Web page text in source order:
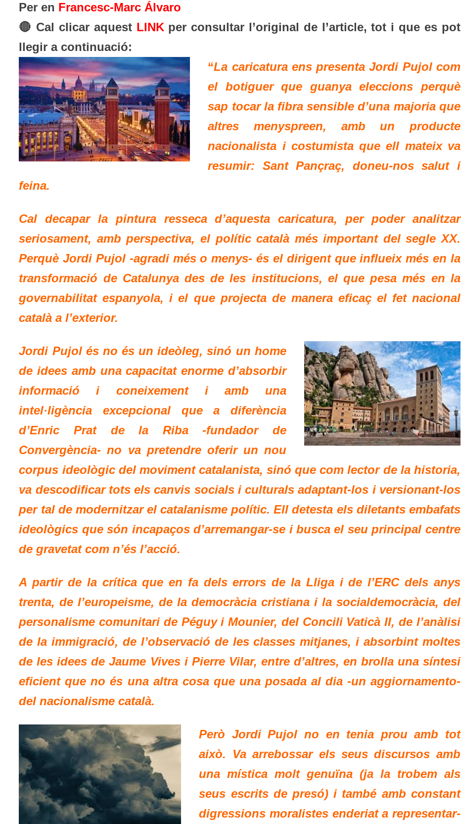
Per en Francesc-Marc Álvaro
🔴 Cal clicar aquest LINKper consultar l’original de l’article, tot i que es pot
llegir a continuació:
“La caricatura ens presenta Jordi Pujol com
el botiguer que guanya eleccions perquè
sap tocar la fibra sensible d’una majoria que
altres menyspreen, amb un producte
nacionalista i costumista que ell mateix va
resumir: Sant Pançraç, doneu-nos salut i
feina.
Cal decapar la pintura resseca d’aquesta caricatura, per poder analitzar
seriosament, amb perspectiva, el polític català més important del segle XX.
Perquè Jordi Pujol -agradi més o menys- és el dirigent que influeix més en la
transformació de Catalunya des de les institucions, el que pesa més en la
governabilitat espanyola, i el que projecta de manera eficaç el fet nacional
català a l’exterior.
Jordi Pujol és no és un ideòleg, sinó un home
de idees amb una capacitat enorme d’absorbir
informació i coneixement i amb una
intel·ligència excepcional que a diferència
d’Enric Prat de la Riba -fundador de
Convergència- no va pretendre oferir un nou
corpus ideològic del moviment catalanista, sinó que com lector de la historia,
va descodificar tots els canvis socials i culturals adaptant-los i versionant-los
per tal de modernitzar el catalanisme polític. Ell detesta els diletants embafats
ideològics que són incapaços d’arremangar-se i busca el seu principal centre
de gravetat com n’és l’acció.
A partir de la crítica que en fa dels errors de la Lliga i de l’ERC dels anys
trenta, de l’europeisme, de la democràcia cristiana i la socialdemocràcia, del
personalisme comunitari de Péguy i Mounier, del Concili Vaticà II, de l’anàlisi
de la immigració, de l’observació de les classes mitjanes, i absorbint moltes
de les idees de Jaume Vives i Pierre Vilar, entre d’altres, en brolla una síntesi
eficient que no és una altra cosa que una posada al dia -un aggiornamento-
del nacionalisme català.
Però Jordi Pujol no en tenia prou amb tot
això. Va arrebossar els seus discursos amb
una mística molt genuïna (ja la trobem als
seus escrits de presó) i també amb constant
digressions moralistes enderiat a representar-